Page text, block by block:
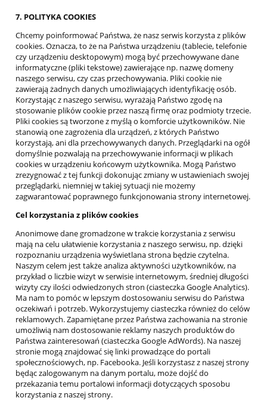
7. POLITYKA COOKIES
Chcemy poinformować Państwa, że nasz serwis korzysta z plików
cookies. Oznacza, to że na Państwa urządzeniu (tablecie, telefonie
czy urządzeniu desktopowym) mogą być przechowywane dane
informatyczne (pliki tekstowe) zawierające np. nazwę domeny
naszego serwisu, czy czas przechowywania. Pliki cookie nie
zawierają żadnych danych umożliwiających identyfikację osób.
Korzystając z naszego serwisu, wyrażają Państwo zgodę na
stosowanie plików cookie przez naszą firmę oraz podmioty trzecie.
Pliki cookies są tworzone z myślą o komforcie użytkowników. Nie
stanowią one zagrożenia dla urządzeń, z których Państwo
korzystają, ani dla przechowywanych danych. Przeglądarki na ogół
domyślnie pozwalają na przechowywanie informacji w plikach
cookies w urządzeniu końcowym użytkownika. Mogą Państwo
zrezygnować z tej funkcji dokonując zmiany w ustawieniach swojej
przeglądarki, niemniej w takiej sytuacji nie możemy
zagwarantować poprawnego funkcjonowania strony internetowej.
Cel korzystania z plików cookies
Anonimowe dane gromadzone w trakcie korzystania z serwisu
mają na celu ułatwienie korzystania z naszego serwisu, np. dzięki
rozpoznaniu urządzenia wyświetlana strona będzie czytelna.
Naszym celem jest także analiza aktywności użytkowników, na
przykład o liczbie wizyt w serwisie internetowym, średniej długości
wizyty czy ilości odwiedzonych stron (ciasteczka Google Analytics).
Ma nam to pomóc w lepszym dostosowaniu serwisu do Państwa
oczekiwań i potrzeb. Wykorzystujemy ciasteczka również do celów
reklamowych. Zapamiętane przez Państwa zachowania na stronie
umożliwią nam dostosowanie reklamy naszych produktów do
Państwa zainteresowań (ciasteczka Google AdWords). Na naszej
stronie mogą znajdować się linki prowadzące do portali
społecznościowych, np. Facebooka. Jeśli korzystasz z naszej strony
będąc zalogowanym na danym portalu, może dojść do
przekazania temu portalowi informacji dotyczących sposobu
korzystania z naszej strony.